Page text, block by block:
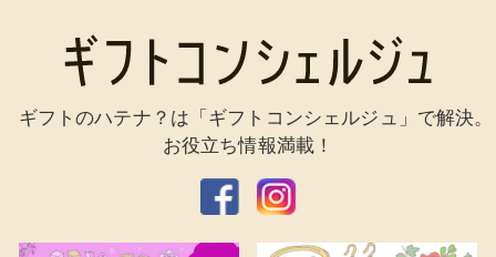
ギフトのハテナ？は「ギフトコンシェルジュ」で解決。
お役立ち情報満載！